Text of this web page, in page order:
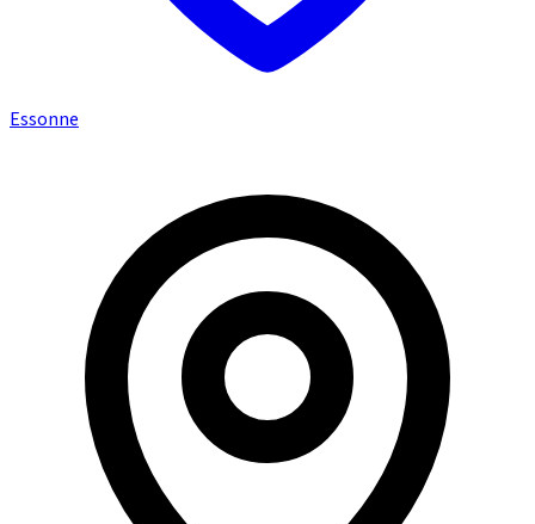
Essonne